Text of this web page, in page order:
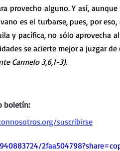
provecho alguno. Y así,
es el turbarse, pues, por
y pacífica, no sólo aprovecha
se acierte mejor a juzgar
Carmelo 3,6,1-3).
boletín:
suscribirse